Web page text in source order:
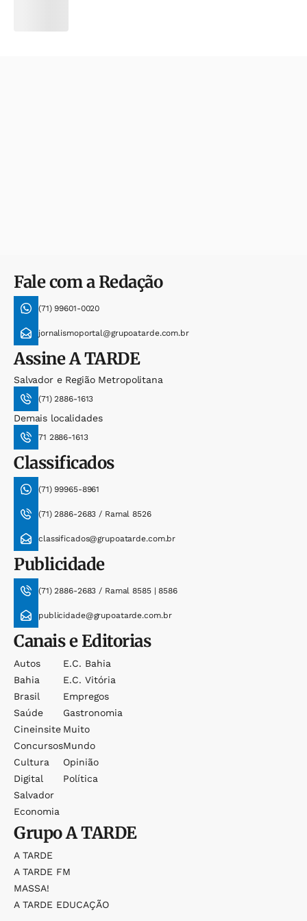
Fale com a Redação
(71) 99601-0020
jornalismoportal@grupoatarde.com.br
AssineA TARDE
Salvador e Região Metropolitana
(71) 2886-1613
Demais localidades
71 2886-1613
Classificados
(71) 99965-8961
(71) 2886-2683 / Ramal 8526
classificados@grupoatarde.com.br
Publicidade
(71) 2886-2683 / Ramal 8585 | 8586
publicidade@grupoatarde.com.br
Canais e Editorias
Autos
Bahia
Brasil
Saúde
Cineinsite
Concursos
Cultura
Digital
Salvador
Economia
E.c. Bahia
E.c. Vitória
Empregos
Gastronomia
Muito
Mundo
Opinião
Política
GrupoA TARDE
A TARDE
A TARDE FM
MASSA!
A TARDE EDUCAÇÃO